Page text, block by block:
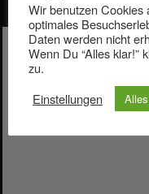
Wir benutzen Cookies
optimales
Daten werden nicht
Wenn Du “Alles klar!”
zu.
Einstellungen